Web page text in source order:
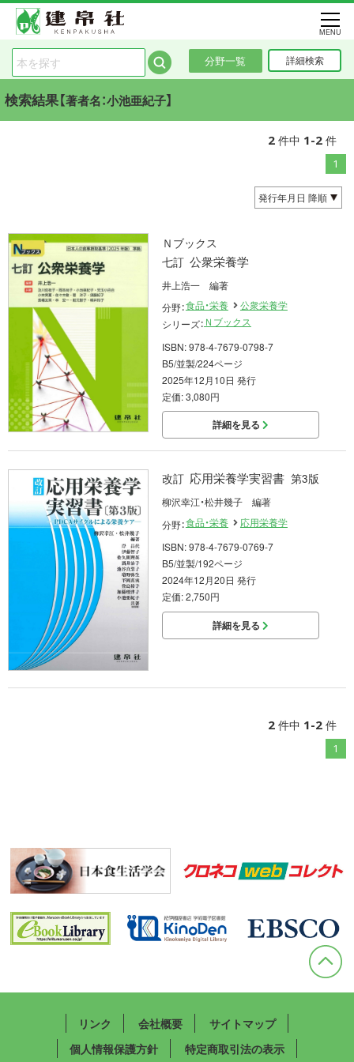
分野一覧 詳細検索
MENU
検索結果【著者名：小池亜紀子】
2件中 1-2件
1
Ｎブックス
七訂 公衆栄養学
井上浩一 編著
分野：食品・栄養
公衆栄養学
シリーズ： Ｎブックス
ISBN: 978-4-7679-0798-7
B5/並製/224ページ
2025年12月10日 発行
定価: 3,080円
詳細を見る
改訂 応用栄養学実習書 第3版
柳沢幸江・松井幾子 編著
分野：食品・栄養
応用栄養学
ISBN: 978-4-7679-0769-7
B5/並製/192ページ
2024年12月20日 発行
定価: 2,750円
詳細を見る
2件中 1-2件
1
リンク 会社概要
サイトマップ
個人情報保護方針
特定商取引法の表示